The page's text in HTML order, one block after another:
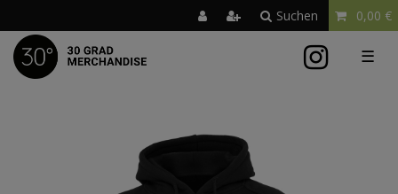
Suchen 0,00 €
☰